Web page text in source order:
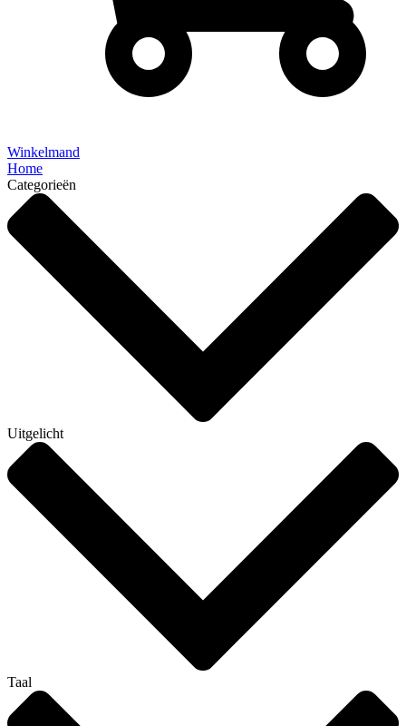
Winkelmand
Home
Categorieën
Uitgelicht
Taal